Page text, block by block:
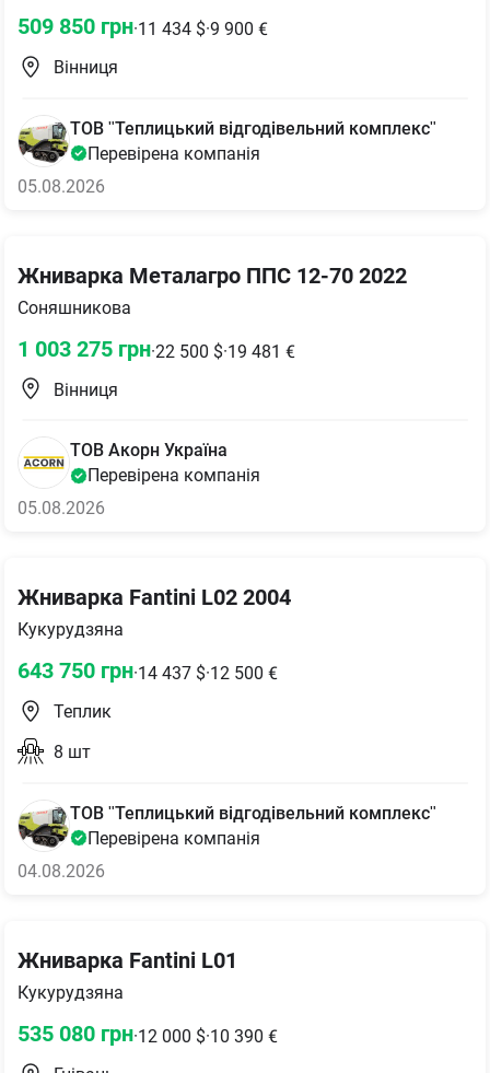
509 850 грн·11 434 $·9 900 €
Вінниця
ТОВ "Теплицький відгодівельний комплекс"
Перевірена компанія
05.08.2026
Жниварка Металагро ППС 12-70 2022
Соняшникова
1 003 275 грн·22 500 $·19 481 €
Вінниця
ТОВ Акорн Україна
Перевірена компанія
05.08.2026
Жниварка Fantini L02 2004
Кукурудзяна
643 750 грн·14 437 $·12 500 €
Теплик
8 шт
ТОВ "Теплицький відгодівельний комплекс"
Перевірена компанія
04.08.2026
Жниварка Fantini L01
Кукурудзяна
535 080 грн·12 000 $·10 390 €